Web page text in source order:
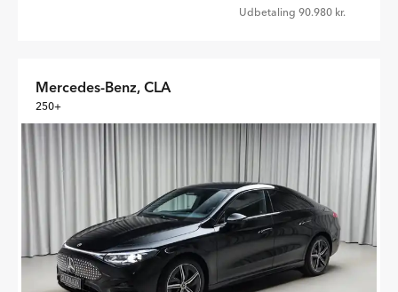
Udbetaling 90.980 kr.
Mercedes-Benz, CLA
250+